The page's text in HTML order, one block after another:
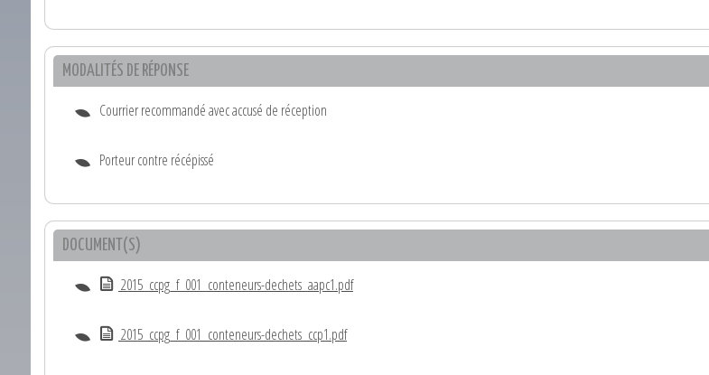
MODALITÉS DE RÉPONSE
Courrier recommandé avec accusé de réception
Porteur contre récépissé
DOCUMENT(S)
2015_ccpg_f_001_conteneurs-dechets_aapc1.pdf
2015_ccpg_f_001_conteneurs-dechets_ccp1.pdf